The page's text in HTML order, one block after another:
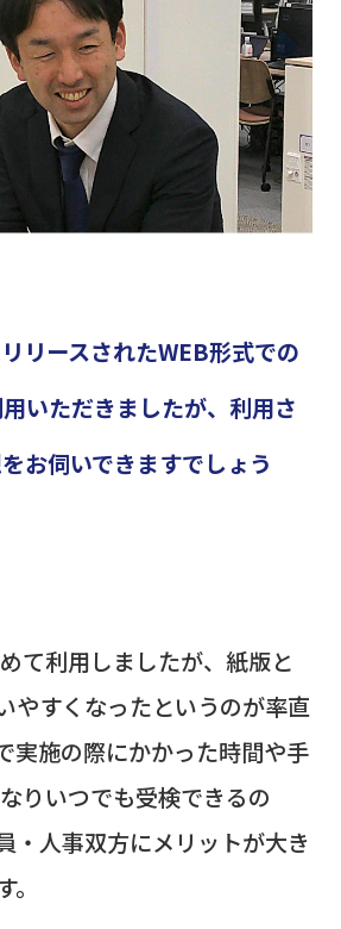
リースされたWEB形式での
いただきましたが、 利用さ
お伺いできますでしょう
て利用しましたが、紙版と
やすくなったというのが率直
実施の際にかかった時間や手
りいつでも受検できるの
・人事双方にメリットが大き